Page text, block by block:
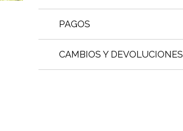
PAGOS
CAMBIOS Y DEVOLUCIONES